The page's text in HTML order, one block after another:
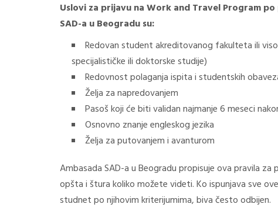
Uslovi za prijavu na Work and Travel Program
SAD-a u Beogradu su:
Redovan student akreditovanog fakulteta ili
specijalističke ili doktorske studije)
Redovnost polaganja ispita i studentskih
Želja za napredovanjem
Pasoš koji će biti validan najmanje 6 meseci
Osnovno znanje engleskog jezika
Želja za putovanjem i avanturom
Ambasada SAD-a u Beogradu propisuje ova pravila za
opšta i štura koliko možete videti. Ko ispunjava sve
studnet po njihovim kriterijumima, biva često odbijen.